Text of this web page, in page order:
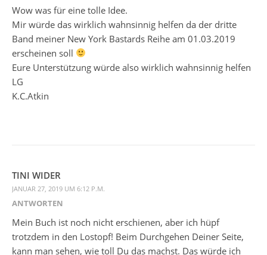
Wow was für eine tolle Idee.
Mir würde das wirklich wahnsinnig helfen da der dritte
Band meiner New York Bastards Reihe am 01.03.2019
erscheinen soll
Eure Unterstützung würde also wirklich wahnsinnig helfen
LG
K.C.Atkin
TINI WIDER
JANUAR 27, 2019 UM 6:12 P.M.
ANTWORTEN
Mein Buch ist noch nicht erschienen, aber ich hüpf
trotzdem in den Lostopf! Beim Durchgehen Deiner Seite,
kann man sehen, wie toll Du das machst. Das würde ich